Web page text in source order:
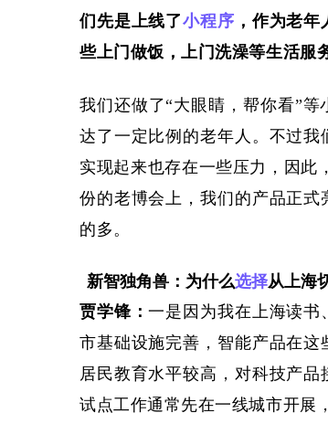
们先是上线了小程序 ，作为老
些上门做饭，上门洗澡等生活服
我们还做了“大眼睛，帮你看”等
达了一定比例的老年人。不过我
实现起来也存在一些压力，因此
份的老博会上，我们的产品正
的多。
新智独角兽：为什么选择从上海
贾学锋：一是因为我在上海读书
市基础设施完善，智能产品在这
居民教育水平较高，对科技产
试点工作通常先在一线城市开展